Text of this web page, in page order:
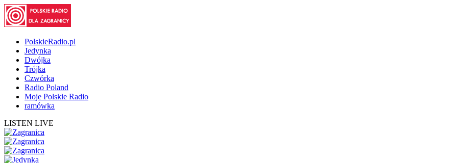
PolskieRadio.pl
Jedynka
Dwójka
Trójka
Czwórka
Radio Poland
Moje Polskie Radio
ramówka
LISTEN LIVE